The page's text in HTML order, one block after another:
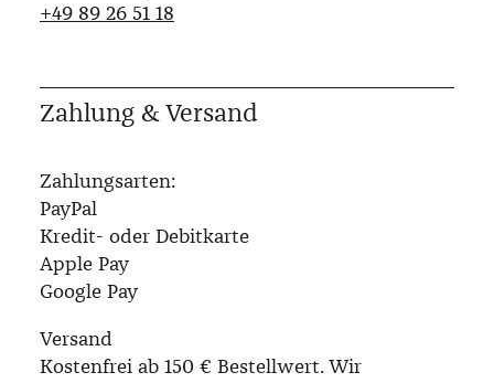
‭+49 89 26 51 18‬
Zahlung & Versand
Zahlungsarten:
PayPal
Kredit- oder Debitkarte
Apple Pay
Google Pay
Versand
Kostenfrei ab 150 € Bestellwert. Wir